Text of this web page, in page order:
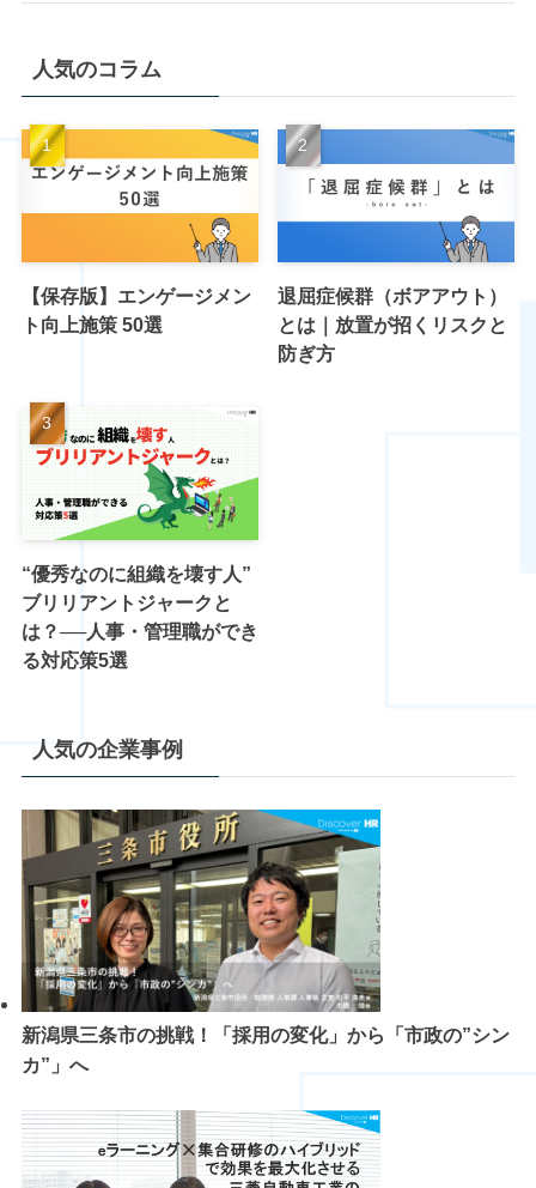
人気のコラム
【保存版】エンゲージメン
ト向上施策 50選
退屈症候群（ボアアウト）
とは｜放置が招くリスクと
防ぎ方
“優秀なのに組織を壊す人”
ブリリアントジャークと
は？──人事・管理職ができ
る対応策5選
人気の企業事例
新潟県三条市の挑戦！「採用の変化」から「市政の”シン
カ”」へ